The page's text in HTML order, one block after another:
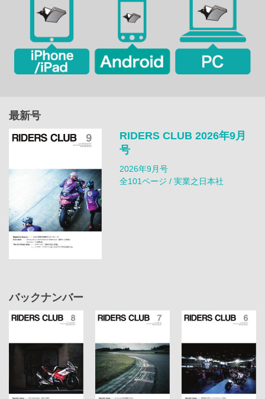
最新号
RIDERS CLUB 2026年9月
号
2026年9月号
全101ページ / 実業之日本社
バックナンバー